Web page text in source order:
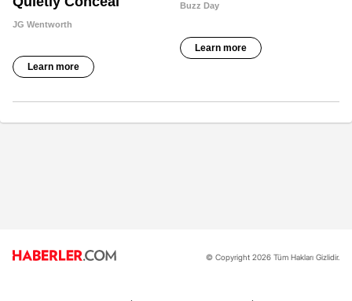
© Copyright 2026 Tüm Hakları Gizlidir.